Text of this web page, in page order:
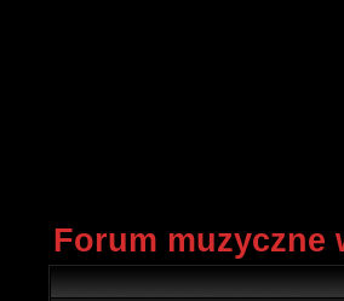
Forum muzyczne